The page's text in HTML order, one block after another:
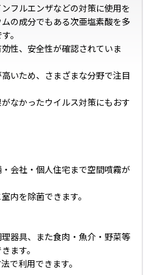
フルエンザなどの対策に使用を
の成分でもある次亜塩素酸を多
。
性、安全性が確認されていま
いため、さまざまな分野で注目
なかったウイルス対策にもおす
会社・個人住宅まで空間噴霧が
内を除菌できます。
器具、また食肉・魚介・野菜等
ます。
で利用できます。